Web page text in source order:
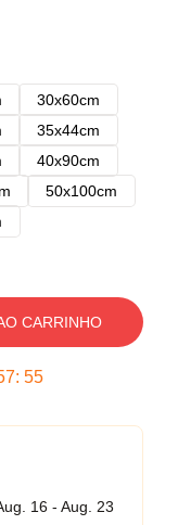
30x60cm
35x44cm
40x90cm
50x100cm
CARRINHO
: 54
16 - Aug. 23